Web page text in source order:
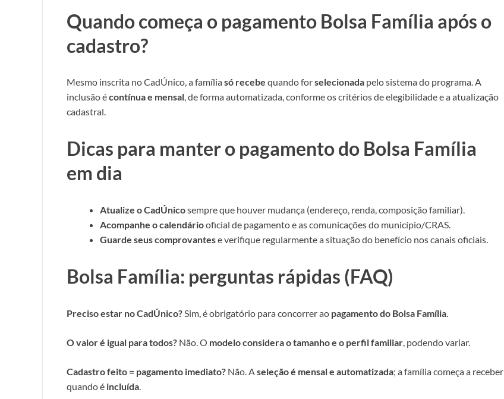
Quando começa o pagamento Bolsa Família após o
cadastro?
Mesmo inscrita no CadÚnico, a famíliasó recebe quando forselecionada pelo sistema do programa. A
inclusão écontínua e mensal, de forma automatizada, conforme os critérios de elegibilidade e a atualização
cadastral.
Dicas para manter o pagamento do Bolsa Família
em dia
Atualize o CadÚnicosempre que houver mudança (endereço, renda, composição familiar).
Acompanhe o calendáriooficial de pagamento e as comunicações do município/CRAS.
Guarde seus comprovantese verifique regularmente a situação do benefício nos canais oficiais.
Bolsa Família: perguntas rápidas (FAQ)
Preciso estar no CadÚnico? Sim, é obrigatório para concorrer ao pagamento do Bolsa Família
O valor é igual para todos? Não. O modelo considera o tamanho e o perfil familiar , podendo variar.
Cadastro feito = pagamento imediato? Não. A seleção é mensal e automatizada; a família começa a receber
quando é incluída